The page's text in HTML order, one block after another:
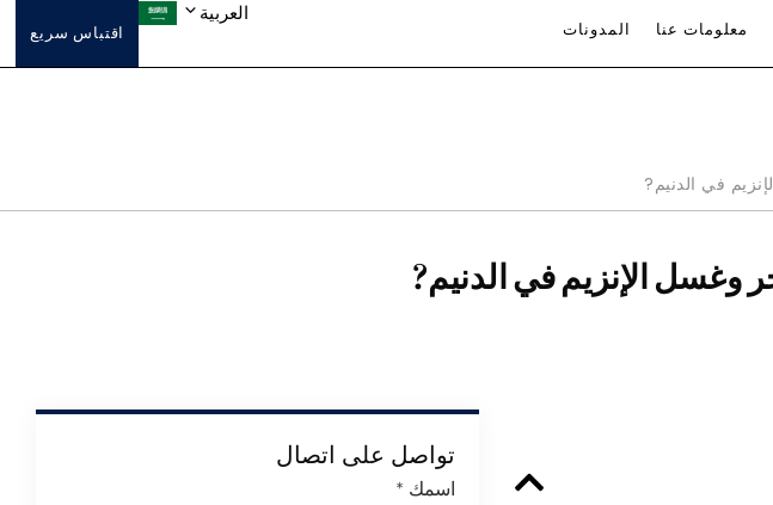
معلومات عنا المدونات اقتباس سريع
العربية
في الدنيم?
وغسل الإنزيم في الدنيم?
تواصل على اتصال
اسمك *